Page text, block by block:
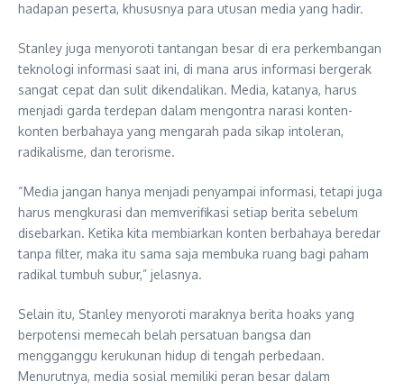
hadapan peserta, khususnya para utusan media yang hadir.
Stanley juga menyoroti tantangan besar di era perkembangan
teknologi informasi saat ini, di mana arus informasi bergerak
sangat cepat dan sulit dikendalikan. Media, katanya, harus
menjadi garda terdepan dalam mengontra narasi konten-
konten berbahaya yang mengarah pada sikap intoleran,
radikalisme, dan terorisme.
“Media jangan hanya menjadi penyampai informasi, tetapi juga
harus mengkurasi dan memverifikasi setiap berita sebelum
disebarkan. Ketika kita membiarkan konten berbahaya beredar
tanpa filter, maka itu sama saja membuka ruang bagi paham
radikal tumbuh subur,” jelasnya.
Selain itu, Stanley menyoroti maraknya berita hoaks yang
berpotensi memecah belah persatuan bangsa dan
mengganggu kerukunan hidup di tengah perbedaan.
Menurutnya, media sosial memiliki peran besar dalam